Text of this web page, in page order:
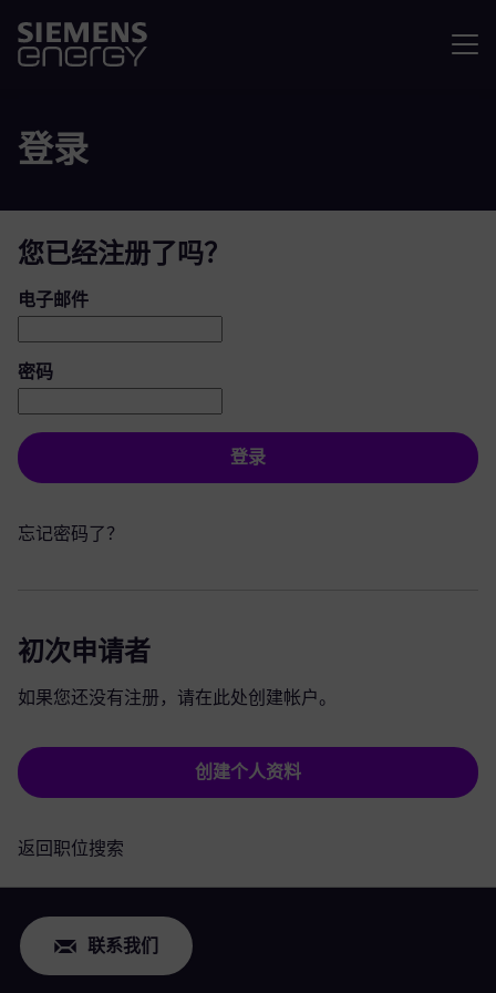
登录
您已经注册了吗？
登录：用户和密码
电子邮件
密码
登录
忘记密码了？
初次申请者
如果您还没有注册，请在此处创建帐户。
创建个人资料
返回职位搜索
联系我们